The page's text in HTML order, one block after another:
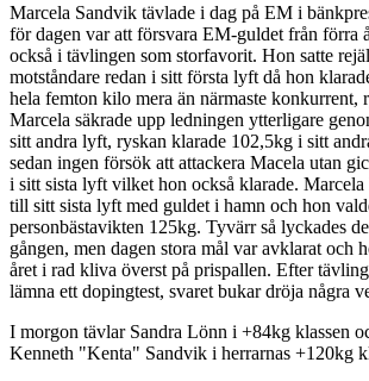
Marcela Sandvik tävlade i dag på EM i
för dagen var att försvara EM-guldet från förra
också i tävlingen som storfavorit. Hon satte
motståndare redan i sitt första lyft då hon
hela femton kilo mera än närmaste konkurrent,
Marcela säkrade upp ledningen ytterligare
sitt andra lyft, ryskan klarade 102,5kg i sitt
sedan ingen försök att attackera Macela utan
i sitt sista lyft vilket hon också klarade. Marcela
till sitt sista lyft med guldet i hamn och hon
personbästavikten 125kg. Tyvärr så lyckades
gången, men dagen stora mål var avklarat och
året i rad kliva överst på prispallen. Efter
lämna ett dopingtest, svaret bukar dröja några
I morgon tävlar Sandra Lönn i +84kg klassen
Kenneth "Kenta" Sandvik i herrarnas +120kg